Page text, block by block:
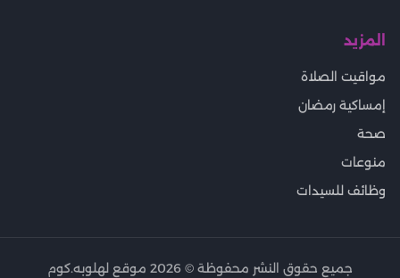
المزيد
مواقيت الصلاة
إمساكية رمضان
صحة
منوعات
وظائف للسيدات
جميع حقوق النشر محفوظة © 2026 موقع لهلوبه.كوم